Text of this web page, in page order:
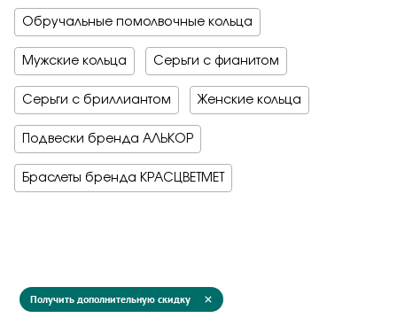
Обручальные помолвочные кольца
Мужские кольца Серьги с фианитом
Серьги с бриллиантом Женские кольца
Подвески бренда АЛЬКОР
Браслеты бренда КРАСЦВЕТМЕТ
Получить дополнительную скидку